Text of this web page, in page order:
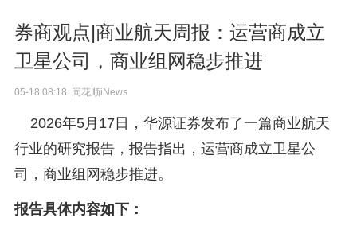
券商观点|商业航天周报：运营商成立
卫星公司，商业组网稳步推进
05-18 08:18 同花顺iNews
2026年5月17日，华源证券发布了一篇商业航天
行业的研究报告，报告指出，运营商成立卫星公
司，商业组网稳步推进。
报告具体内容如下：